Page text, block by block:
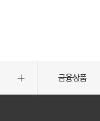
금융상품